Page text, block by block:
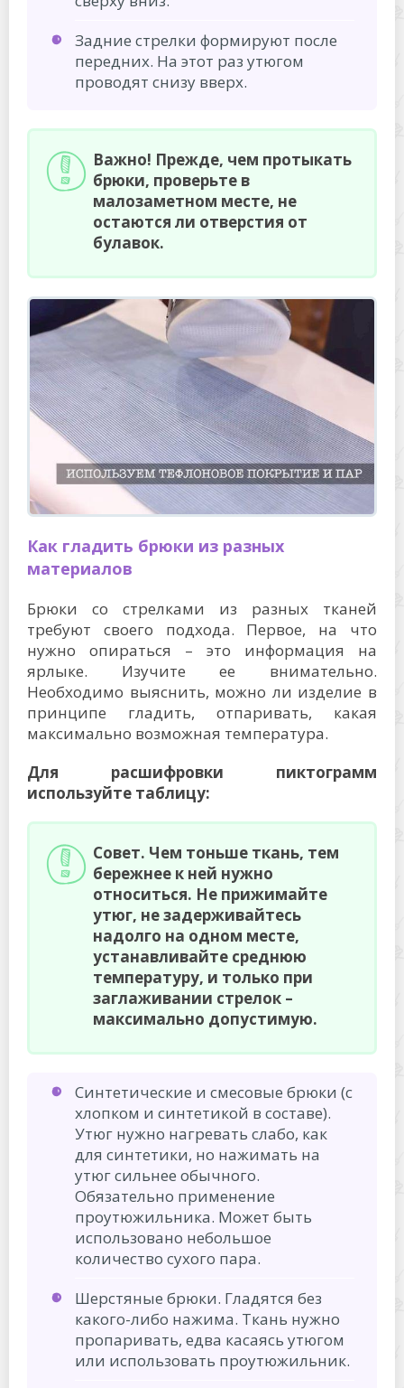
Задние стрелки формируют после
передних. На этот раз утюгом
проводят снизу вверх.
Важно! Прежде, чем протыкать
брюки, проверьте в
малозаметном месте, не
остаются ли отверстия от
булавок.
Как гладить брюки из разных
материалов
Брюки со стрелками из разных тканей
требуют своего подхода. Первое, на что
нужно опираться – это информация на
ярлыке. Изучите ее внимательно.
Необходимо выяснить, можно ли изделие в
принципе гладить, отпаривать, какая
максимально возможная температура.
Для расшифровки пиктограмм
используйте таблицу:
Совет. Чем тоньше ткань, тем
бережнее к ней нужно
относиться. Не прижимайте
утюг, не задерживайтесь
надолго на одном месте,
устанавливайте среднюю
температуру, и только при
заглаживании стрелок –
максимально допустимую.
Синтетические и смесовые брюки (с
хлопком и синтетикой в составе).
Утюг нужно нагревать слабо, как
для синтетики, но нажимать на
утюг сильнее обычного.
Обязательно применение
проутюжильника. Может быть
использовано небольшое
количество сухого пара.
Шерстяные брюки. Гладятся без
какого-либо нажима. Ткань нужно
пропаривать, едва касаясь утюгом
или использовать проутюжильник.